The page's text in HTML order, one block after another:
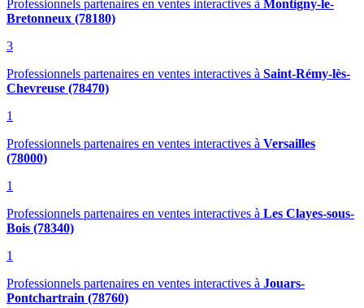
Professionnels partenaires en ventes interactives à Montigny-le-
Bretonneux (78180)
3
Professionnels partenaires en ventes interactives à Saint-Rémy-lès-
Chevreuse (78470)
1
Professionnels partenaires en ventes interactives à Versailles
(78000)
1
Professionnels partenaires en ventes interactives à Les Clayes-sous-
Bois (78340)
1
Professionnels partenaires en ventes interactives à Jouars-
Pontchartrain (78760)